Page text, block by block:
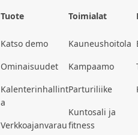
Tuote
Katso demo
Ominaisuudet
Kalenterinhallint
a
Verkkoajanvarau
Toimialat
Kauneushoitola
Kampaamo
Parturiliike
Kuntosali ja
fitness